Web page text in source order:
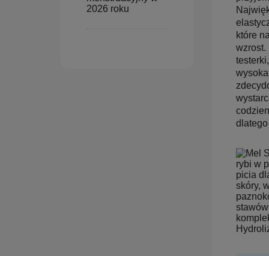
2026 roku
które
wzrost.